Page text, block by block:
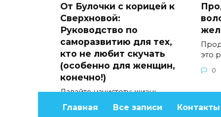
От Булочки с корицей к
Сверхновой:
Руководство по
саморазвитию для тех,
кто не любит скучать
(особенно для женщин,
конечно!)
Давайте начистоту: жизнь
слишком коротка, чтобы быть
это
0
Главная Все записи Контакты